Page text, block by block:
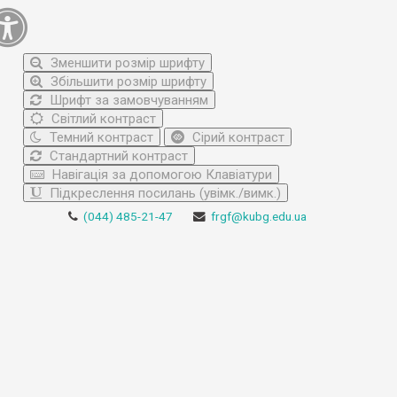
Зменшити розмір шрифту
Збільшити розмір шрифту
Шрифт за замовчуванням
Світлий контраст
Темний контраст
Сірий контраст
Стандартний контраст
Навігація за допомогою Клавіатури
Підкреслення посилань (увімк./вимк.)
(044) 485-21-47 frgf@kubg.edu.ua